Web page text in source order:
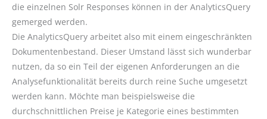
die einzelnen Solr Responses können in der AnalyticsQuery
gemerged werden.
Die AnalyticsQuery arbeitet also mit einem eingeschränkten
Dokumentenbestand. Dieser Umstand lässt sich wunderbar
nutzen, da so ein Teil der eigenen Anforderungen an die
Analysefunktionalität bereits durch reine Suche umgesetzt
werden kann. Möchte man beispielsweise die
durchschnittlichen Preise je Kategorie eines bestimmten